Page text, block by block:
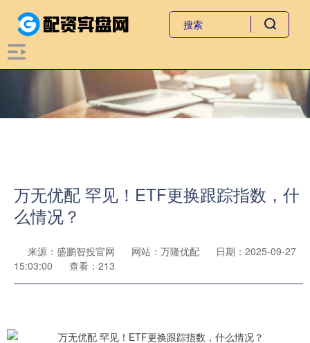
万无优配 罕见！ETF更换跟踪指数，什
么情况？
来源：盛鹏智投官网 网站：万隆优配
日期：2025-09-27
15:03:00
查看：213